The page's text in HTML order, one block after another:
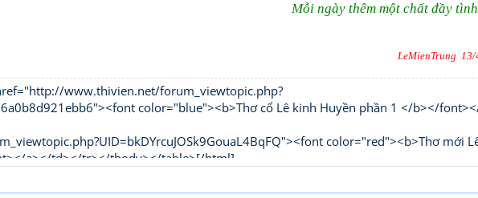
Mỗi ngày thêm một chất đầy
LeMienTrung 13/
www.thivien.net/forum_viewtopic.php?
color="blue"><b>Thơ cổ Lê kinh Huyền phần 1 </b></
color="red"><b>Thơ mới
a></td></tr></tbody></table>[/html]